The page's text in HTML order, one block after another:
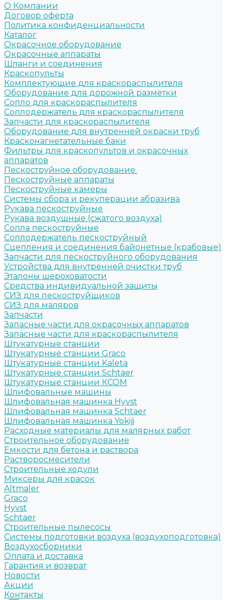
О Компании
Договор оферта
Политика конфиденциальности
Каталог
Окрасочное оборудование
Окрасочные аппараты
Шланги и соединения
Краскопульты
Комплектующие для краскораспылителя
Оборудование для дорожной разметки
Сопло для краскораспылителя
Соплодержатель для краскораспылителя
Запчасти для краскораспылителя
Оборудование для внутренней окраски труб
Красконагнетательные баки
Фильтры для краскопультов и окрасочных
аппаратов
Пескоструйное оборудование
Пескоструйные аппараты
Пескоструйные камеры
Системы сбора и рекуперации абразива
Рукава пескоструйные
Рукава воздушные (сжатого воздуха)
Сопла пескоструйные
Соплодержатель пескоструйный
Сцепления и соединения байонетные (крабовые)
Запчасти для пескоструйного оборудования
Устройства для внутренней очистки труб
Эталоны шероховатости
Средства индивидуальной защиты
СИЗ для пескоструйщиков
СИЗ для маляров
Запчасти
Запасные части для окрасочных аппаратов
Запасные части для краскораспылителя
Штукатурные станции
Штукатурные станции Graco
Штукатурные станции Kaleta
Штукатурные станции Schtaer
Штукатурные станции КСОМ
Шлифовальные машины
Шлифовальная машинка Hyvst
Шлифовальная машинка Schtaer
Шлифовальная машинка Yokiji
Расходные материалы для малярных работ
Строительное оборудование
Емкости для бетона и раствора
Растворосмесители
Строительные ходули
Миксеры для красок
Altmaler
Graco
Hyvst
Schtaer
Строительные пылесосы
Системы подготовки воздуха (воздухоподготовка)
Воздухосборники
Оплата и доставка
Гарантия и возврат
Новости
Акции
Контакты